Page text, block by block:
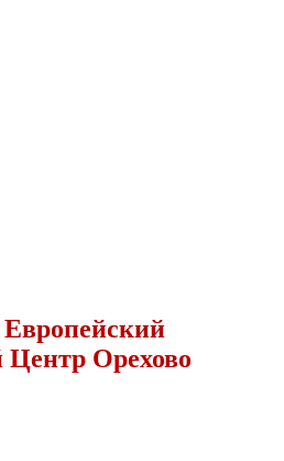
Европейский
Центр Орехово